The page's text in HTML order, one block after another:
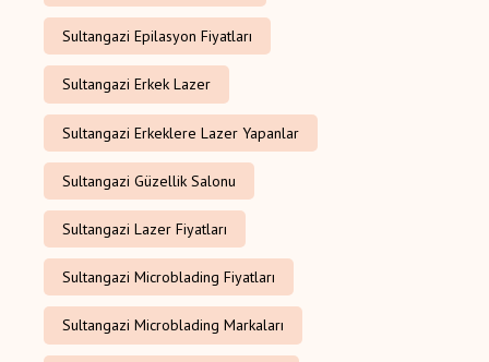
Sultangazi Epilasyon Fiyatları
Sultangazi Erkek Lazer
Sultangazi Erkeklere Lazer Yapanlar
Sultangazi Güzellik Salonu
Sultangazi Lazer Fiyatları
Sultangazi Microblading Fiyatları
Sultangazi Microblading Markaları